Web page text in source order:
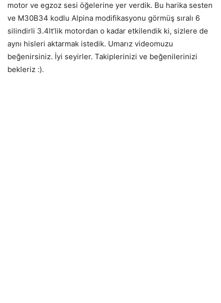
motor ve egzoz sesi öğelerine yer verdik. Bu harika sesten
ve M30B34 kodlu Alpina modifikasyonu görmüş sıralı 6
silindirli 3.4lt’lik motordan o kadar etkilendik ki, sizlere de
aynı hisleri aktarmak istedik. Umarız videomuzu
beğenirsiniz. İyi seyirler. Takiplerinizi ve beğenilerinizi
bekleriz :).